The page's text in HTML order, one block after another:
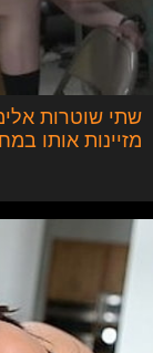
שתי שוטרות
מזיינות אותו